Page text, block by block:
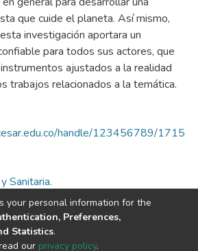
que cuide el planeta. Así mismo,
investigación aportara un
para todos sus actores, que
ajustados a la realidad
trabajos relacionados a la temática.
handle/123456789/1715
Sanitaria.
your personal information for the
Preferences,
Statistics.
our privacy policy.